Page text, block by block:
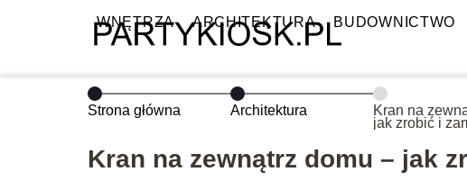
WNĘTRZA ARCHITEKTURA BUDOWNICTWO
Strona główna Architektura
Kran na
jak zrobić i
Kran na zewnątrz domu – jak